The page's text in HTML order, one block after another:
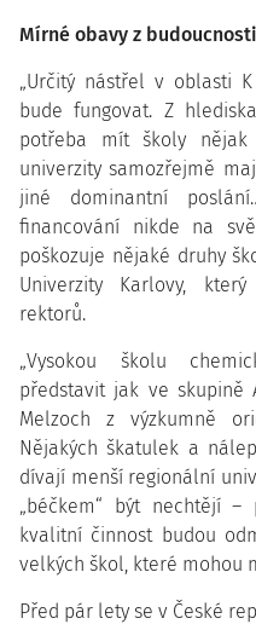
Mírné obavy z budoucnosti
„Určitý nástřel v oblasti
bude fungovat. Z
potřeba mít školy
univerzity samozřejmě
jiné dominantní
financování nikde na
poškozuje nějaké druhy
Univerzity Karlovy,
rektorů.
„Vysokou školu
představit jak ve skupině
Melzoch z výzkumně
Nějakých škatulek a
dívají menší regionální
„béčkem“ být nechtějí –
kvalitní činnost budou
velkých škol, které mohou
Před pár lety se v České